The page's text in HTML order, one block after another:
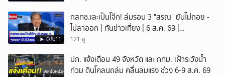
08:11
กสทช.เละเป็นโจ๊ก! ล่มรอบ 3 "สรณ" ยันไม่ถอย -
ไม่ลาออก | ทันข่าวเที่ยง | 6 ส.ค. 69 |
NationTV22
121 ดู
ปภ. แจ้งเตือน 49 จังหวัด และ กทม. เฝ้าระวังน้ำ
ท่วม ดินโคลนถล่ม คลื่นลมแรง ช่วง 6-9 ส.ค. 69